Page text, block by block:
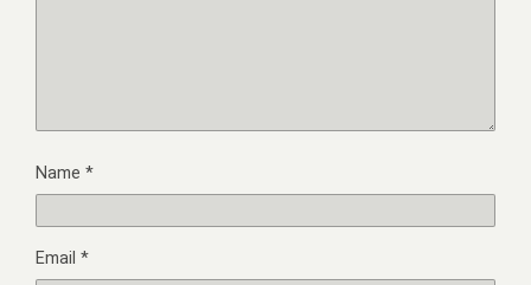
Name *
Email *